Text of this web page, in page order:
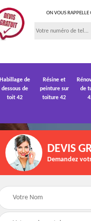
ON VOUS RAPPELLE
Habillage de
dessous de
toit 42
Résine et
peinture sur
toiture 42
de
DEVIS
Demandez